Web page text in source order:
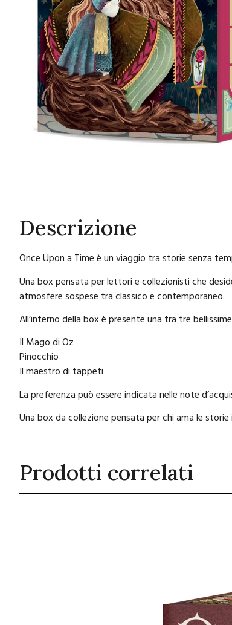
Descrizione
Once Upon a Time è un viaggio tra storie senza
Una box pensata per lettori e collezionisti che
atmosfere sospese tra classico e contemporaneo.
All’interno della box è presente una tra tre
Il Mago di Oz
Pinocchio
Il maestro di tappeti
La preferenza può essere indicata nelle note
Una box da collezione pensata per chi ama le
Prodotti correlati